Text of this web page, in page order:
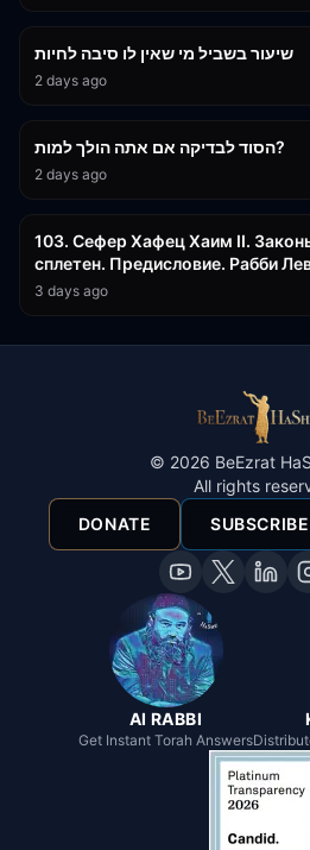
שיעור בשביל מי שאין לו סיבה לחיות
2 days ago
הסוד לבדיקה אם אתה הולך למות?
2 days ago
103. Сефер Хафец Хаим II.
сплетен. Предисловие. Рабби
3 days ago
© 2026 BeEzrat
All rights
DONATE
SUBSCRIBE
AI RABBI
Get Instant Torah Answers